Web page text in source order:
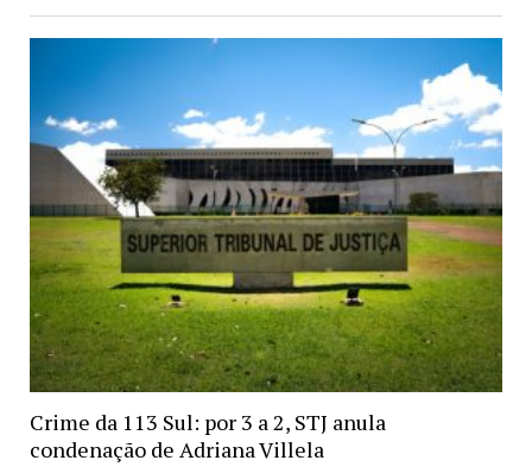
Crime da 113 Sul: por 3 a 2, STJ anula
condenação de Adriana Villela